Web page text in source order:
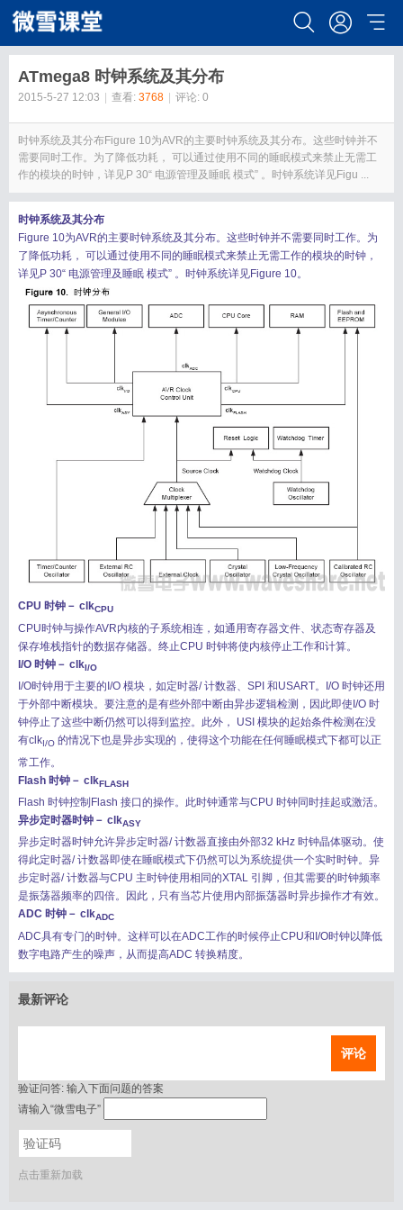
ATmega8 时钟系统及其分布
2015-5-27 12:03 查看: 3768 评论: 0
时钟系统及其分布Figure 10为AVR的主要时钟系统及其分布。这些时钟并不
需要同时工作。为了降低功耗， 可以通过使用不同的睡眠模式来禁止无需工
作的模块的时钟，详见P 30“ 电源管理及睡眠 模式” 。时钟系统详见Figu ...
时钟系统及其分布
Figure 10为AVR的主要时钟系统及其分布。这些时钟并不需要同时工作。为
了降低功耗， 可以通过使用不同的睡眠模式来禁止无需工作的模块的时钟，
详见P 30“ 电源管理及睡眠 模式” 。时钟系统详见Figure 10。
CPU 时钟－ clkCPU
CPU时钟与操作AVR内核的子系统相连，如通用寄存器文件、状态寄存器及
保存堆栈指针的数据存储器。终止CPU 时钟将使内核停止工作和计算。
I/O 时钟－ clkI/O
I/O时钟用于主要的I/O 模块，如定时器/ 计数器、SPI 和USART。I/O 时钟还用
于外部中断模块。要注意的是有些外部中断由异步逻辑检测，因此即使I/O 时
钟停止了这些中断仍然可以得到监控。此外， USI 模块的起始条件检测在没
有clk I/O 的情况下也是异步实现的，使得这个功能在任何睡眠模式下都可以正
常工作。
Flash 时钟－ clkFLASH
Flash 时钟控制Flash 接口的操作。此时钟通常与CPU 时钟同时挂起或激活。
异步定时器时钟－ clkASY
异步定时器时钟允许异步定时器/ 计数器直接由外部32 kHz 时钟晶体驱动。使
得此定时器/ 计数器即使在睡眠模式下仍然可以为系统提供一个实时时钟。异
步定时器/ 计数器与CPU 主时钟使用相同的XTAL 引脚，但其需要的时钟频率
是振荡器频率的四倍。因此，只有当芯片使用内部振荡器时异步操作才有效。
ADC 时钟－ clkADC
ADC具有专门的时钟。这样可以在ADC工作的时候停止CPU和I/O时钟以降低
数字电路产生的噪声，从而提高ADC 转换精度。
最新评论
评论
验证问答: 输入下面问题的答案
请输入“微雪电子”
点击重新加载